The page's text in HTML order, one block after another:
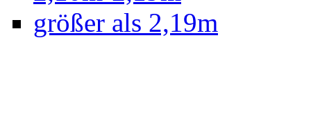
größer als 2,19m